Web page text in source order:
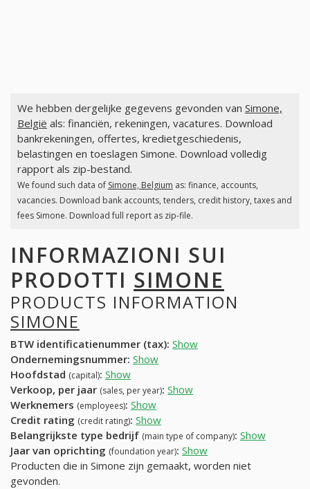
We hebben dergelijke gegevens gevonden van Simone,
België als: financiën, rekeningen, vacatures. Download
bankrekeningen, offertes, kredietgeschiedenis,
belastingen en toeslagen Simone. Download volledig
rapport als zip-bestand.
We found such data of Simone, Belgium as: finance, accounts,
vacancies. Download bank accounts, tenders, credit history, taxes and
fees Simone. Download full report as zip-file.
INFORMAZIONI SUI
PRODOTTI SIMONE
PRODUCTS INFORMATION
SIMONE
BTW identificatienummer (tax): Show
Ondernemingsnummer: Show
Hoofdstad (capital): Show
Verkoop, per jaar (sales, per year): Show
Werknemers (employees): Show
Credit rating (credit rating): Show
Belangrijkste type bedrijf (main type of company): Show
Jaar van oprichting (foundation year): Show
Producten die in Simone zijn gemaakt, worden niet
gevonden.